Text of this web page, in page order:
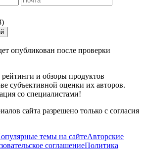
опубликован после проверки
и обзоры продуктов
субъективной оценки их авторов.
со специалистами!
сайта разрешено только с согласия
темы на сайтеАвторские
соглашениеПолитика